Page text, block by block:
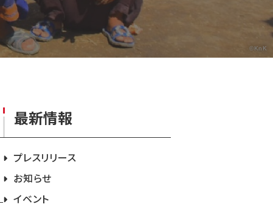
©KnK
最新情報
プレスリリース
お知らせ
イベント